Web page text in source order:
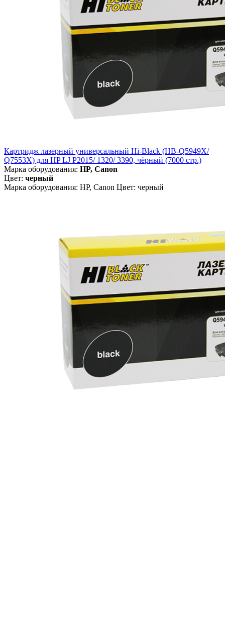
Картридж лазерный универсальный Hi-Black (HB-Q5949X/
Q7553X) для HP LJ P2015/ 1320/ 3390, чёрный (7000 стр.)
Марка оборудования: HP, Canon
Цвет: черный
Марка оборудования: HP, Canon Цвет: черный